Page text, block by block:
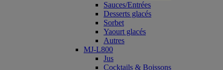
Sauces/Entrées
Desserts glacés
Sorbet
Yaourt glacés
Autres
MJ-L800
Jus
Cocktails & Boissons